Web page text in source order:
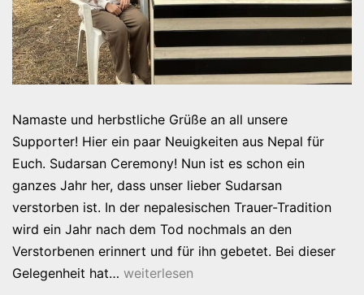
Namaste und herbstliche Grüße an all unsere
Supporter! Hier ein paar Neuigkeiten aus Nepal für
Euch. Sudarsan Ceremony! Nun ist es schon ein
ganzes Jahr her, dass unser lieber Sudarsan
verstorben ist. In der nepalesischen Trauer-Tradition
wird ein Jahr nach dem Tod nochmals an den
Verstorbenen erinnert und für ihn gebetet. Bei dieser
Gelegenheit hat… CHP
weiterlesen